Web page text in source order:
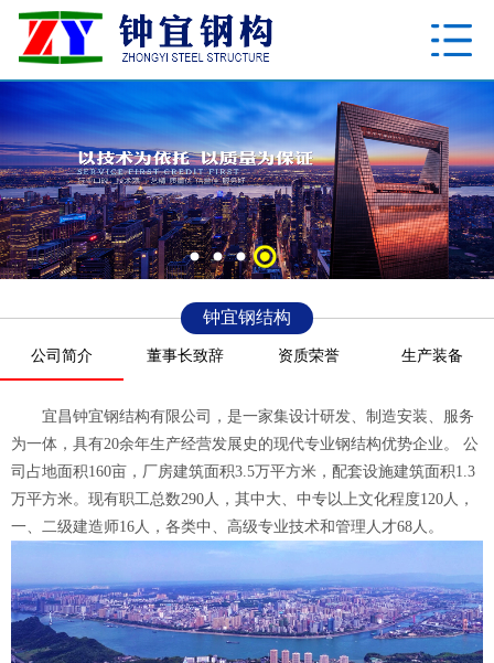
钟宜钢结构
公司简介 董事长致辞 资质荣誉 生产装备
宜昌钟宜钢结构有限公司，是一家集设计研发、制造安装、服务
为一体，具有20余年生产经营发展史的现代专业钢结构优势企业。 公
司占地面积160亩，厂房建筑面积3.5万平方米，配套设施建筑面积1.3
万平方米。现有职工总数290人，其中大、中专以上文化程度120人，
一、二级建造师16人，各类中、高级专业技术和管理人才68人。